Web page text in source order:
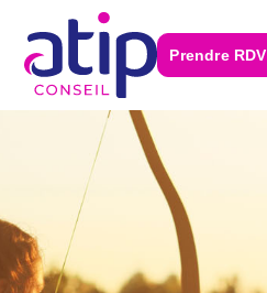
Prendre RDV